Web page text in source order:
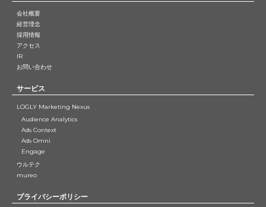
会社概要
経営理念
採用情報
アクセス
IR
お問い合わせ
サービス
LOGLY Marketing Nexus
Audience Analytics
Ads Context
Ads Omni
Engage
ウルテク
mureo
プライバシーポリシー